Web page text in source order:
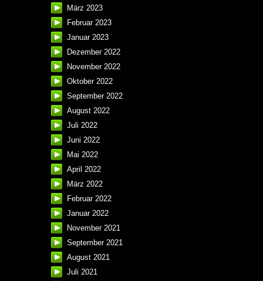
März 2023
Februar 2023
Januar 2023
Dezember 2022
November 2022
Oktober 2022
September 2022
August 2022
Juli 2022
Juni 2022
Mai 2022
April 2022
März 2022
Februar 2022
Januar 2022
November 2021
September 2021
August 2021
Juli 2021